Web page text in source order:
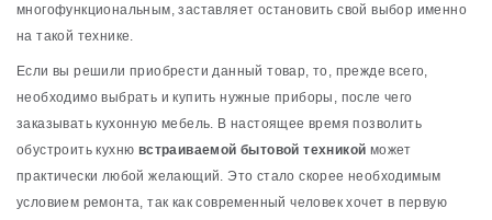
многофункциональным, заставляет остановить свой выбор именно
на такой технике.
Если вы решили приобрести данный товар, то, прежде всего,
необходимо выбрать и купить нужные приборы, после чего
заказывать кухонную мебель. В настоящее время позволить
обустроить кухню встраиваемой бытовой техникой может
практически любой желающий. Это стало скорее необходимым
условием ремонта, так как современный человек хочет в первую